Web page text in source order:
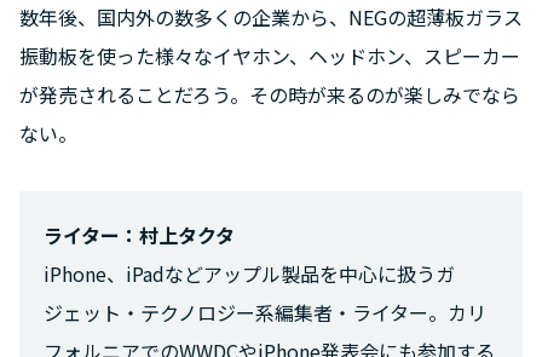
数年後、国内外の数多くの企業から、NEGの超薄板ガラス
振動板を使った様々なイヤホン、ヘッドホン、スピーカー
が発売されることだろう。その時が来るのが楽しみでなら
ない。
ライター：村上タクタ
iPhone、iPadなどアップル製品を中心に扱うガ
ジェット・テクノロジー系編集者・ライター。カリ
フォルニアでのWWDCやiPhone発表会にも参加する